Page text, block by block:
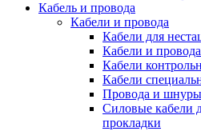
Кабель и провода
Кабели и провода
Кабели для
Кабели и провода
Кабели
Кабели
Провода и шнуры
Силовые кабели
прокладки